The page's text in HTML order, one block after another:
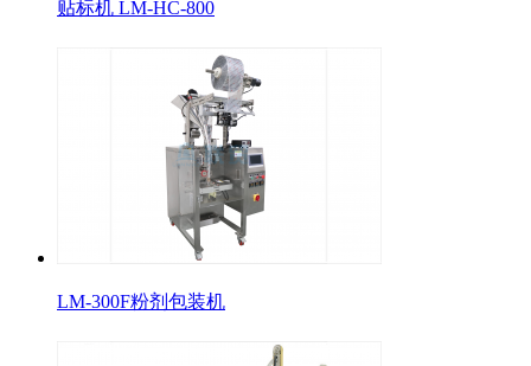
贴标机 LM-HC-800
LM-300F粉剂包装机